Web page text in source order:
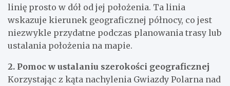
linię prosto w dół od jej położenia. Ta linia
wskazuje kierunek geograficznej północy, co jest
niezwykle przydatne podczas planowania trasy lub
ustalania położenia na mapie.
2. Pomoc w ustalaniu szerokości geograficznej
Korzystając z kąta nachylenia Gwiazdy Polarna nad